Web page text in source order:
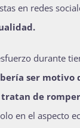
en redes
durante
ser
de
en el aspecto